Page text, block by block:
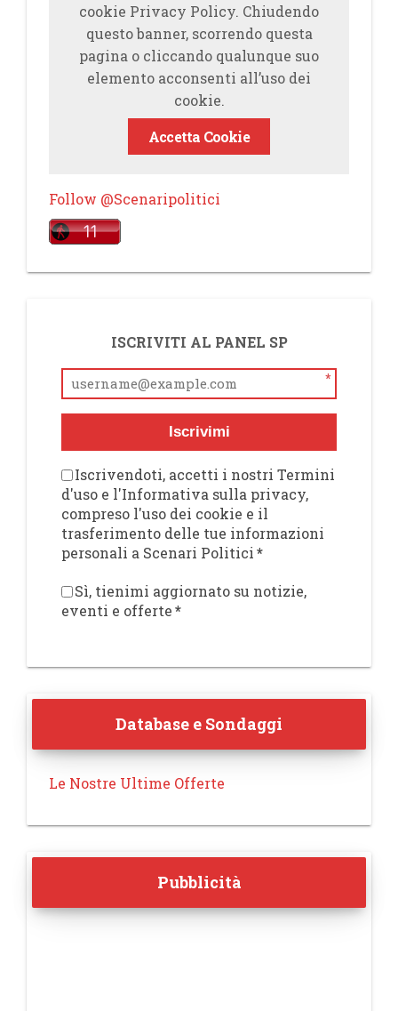
cookie Privacy Policy. Chiudendo
questo banner, scorrendo questa
pagina o cliccando qualunque suo
elemento acconsenti all’uso dei
cookie.
Accetta Cookie
Follow @Scenaripolitici
ISCRIVITI AL PANEL SP
*
Iscrivimi
Iscrivendoti, accetti i nostri Termini
d'uso e l'Informativa sulla privacy,
compreso l'uso dei cookie e il
trasferimento delle tue informazioni
personali a Scenari Politici*
Sì, tienimi aggiornato su notizie,
eventi e offerte*
Database e Sondaggi
Le Nostre Ultime Offerte
Pubblicità